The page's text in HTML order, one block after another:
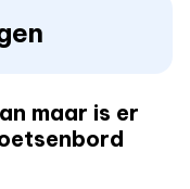
maar is er